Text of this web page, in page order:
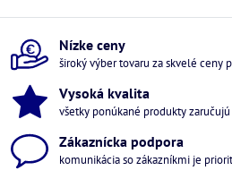
Nízke ceny
široký výber tovaru za skvelé ceny
Vysoká kvalita
všetky ponúkané produkty
Zákaznícka podpora
komunikácia so zákazníkmi je